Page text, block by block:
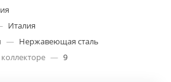
Италия
— Нержавеющая сталь
— 9